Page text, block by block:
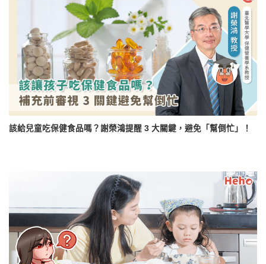
該給兒童吃保健食品嗎？謝榮鴻提醒 3 大關鍵，避免「幫倒忙」！